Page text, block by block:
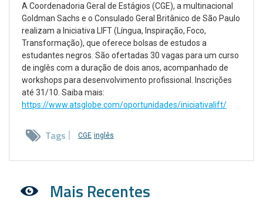
A Coordenadoria Geral de Estágios (CGE), a multinacional
Goldman Sachs e o Consulado Geral Britânico de São Paulo
realizam a Iniciativa LIFT (Língua, Inspiração, Foco,
Transformação), que oferece bolsas de estudos a
estudantes negros. São ofertadas 30 vagas para um curso
de inglês com a duração de dois anos, acompanhado de
workshops para desenvolvimento profissional. Inscrições
até 31/10. Saiba mais:
https://www.atsglobe.com/oportunidades/iniciativalift/
Tags CGE inglês
Mais Recentes